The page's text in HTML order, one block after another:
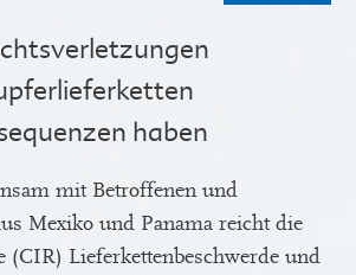
haben
mit Betroffenen und
Mexiko und Panama reicht die
(CIR) Lieferkettenbeschwerde und